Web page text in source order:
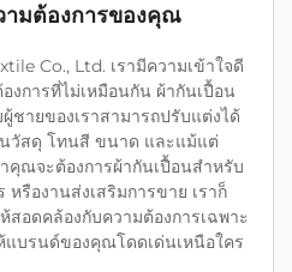
ามต้องการของคุณ
Co., Ltd. เรามีความเข้าใจดี
งการที่ไม่เหมือนกัน ผ้ากันเปื้อน
ชายของเราสามารถปรับแต่งได้
วัสดุ โทนสี ขนาด และแม้แต่
คุณจะต้องการผ้ากันเปื้อนสำหรับ
รืองานส่งเสริมการขาย เราก็
อดคล้องกับความต้องการเฉพาะ
แบรนด์ของคุณโดดเด่นเหนือใคร